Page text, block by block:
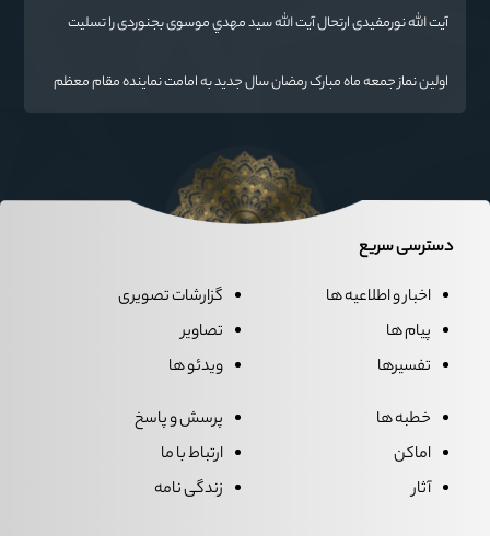
ایران اسلامی است.
آیت الله نورمفیدی ارتحال آیت الله سيد مهدي موسوی بجنوردی را تسلیت
اولین نماز جمعه ماه مبارک رمضان سال جدید به امامت نماینده مقام معظم
دسترسی سریع
اخبار و اطلاعیه ها
پیام ها
تفسیرها
گزارشات تصویری
تصاویر
ویدئو ها
خطبه ها
اماکن
آثار
پرسش و پاسخ
ارتباط با ما
زندگی نامه